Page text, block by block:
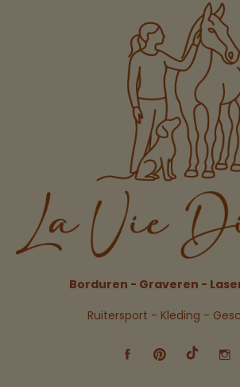
Borduren - Graveren -
Ruitersport - Kleding -